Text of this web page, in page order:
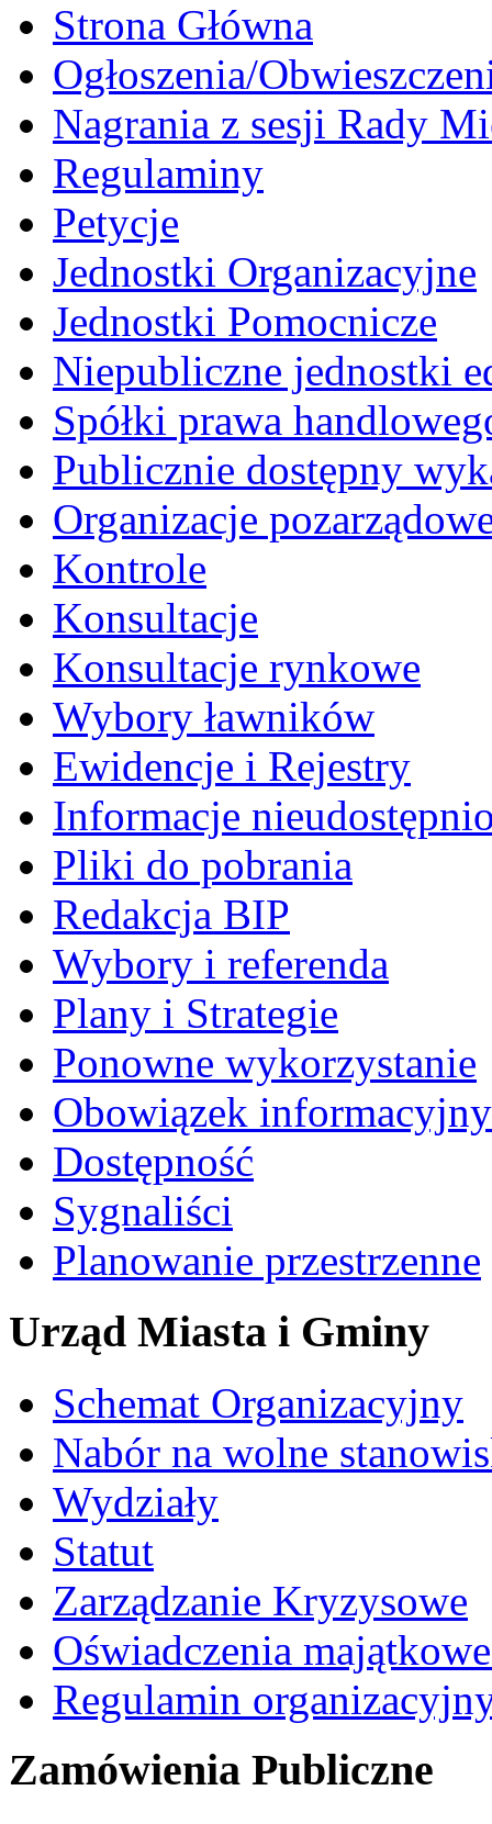
Strona Główna
Ogłoszenia/
Nagrania z sesji Rady
Regulaminy
Petycje
Jednostki Organizacyjne
Jednostki Pomocnicze
Niepubliczne jednostki
Spółki prawa
Publicznie dostępny
Organizacje
Kontrole
Konsultacje
Konsultacje rynkowe
Wybory ławników
Ewidencje i Rejestry
Informacje
Pliki do pobrania
Redakcja BIP
Wybory i referenda
Plany i Strategie
Ponowne wykorzystanie
Obowiązek informacyjny
Dostępność
Sygnaliści
Planowanie przestrzenne
Urząd Miasta i Gminy
Schemat Organizacyjny
Nabór na wolne
Wydziały
Statut
Zarządzanie Kryzysowe
Oświadczenia
Regulamin
Zamówienia Publiczne